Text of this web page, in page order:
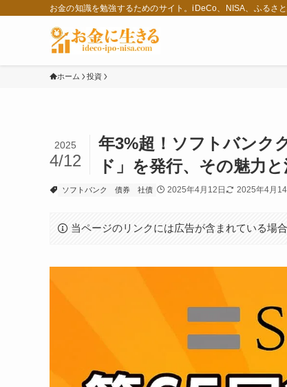
お金の知識を勉強するためのサイト。iDeCo、NISA、ふるさ
ホーム 投資
年3%超！ソフトバンク
ド」を発行、その魅力
2025
4/12
ソフトバンク 債券 社債 2025年4月12日 2025年4月14
当ページのリンクには広告が含まれている場